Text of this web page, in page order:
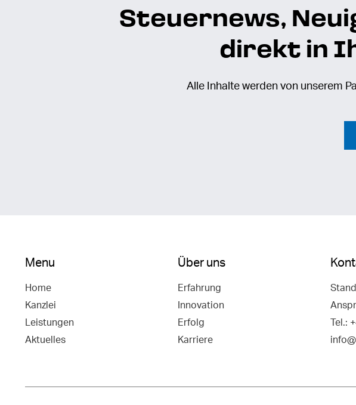
Steuernews,
direkt in
Alle Inhalte werden von unserem
Menu
Home
Kanzlei
Leistungen
Aktuelles
Über uns
Erfahrung
Innovation
Erfolg
Karriere
Tel.: